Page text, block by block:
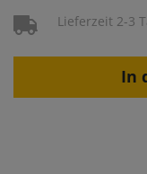
Lieferzeit 2-3
In